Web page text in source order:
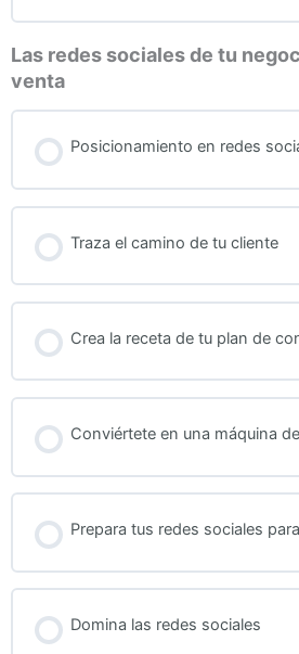
Las redes sociales de tu
venta
Posicionamiento en redes
Traza el camino de tu cliente
Crea la receta de tu plan de
Conviértete en una máquina
Prepara tus redes sociales
Domina las redes sociales